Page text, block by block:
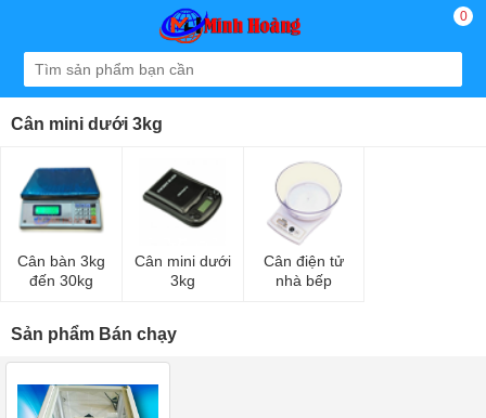
0
Cân mini dưới 3kg
Cân bàn 3kg
đến 30kg
Cân mini dưới
3kg
Cân điện tử
nhà bếp
Sản phẩm Bán chạy